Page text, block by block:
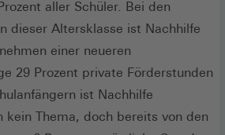
aller Schüler. Bei den
dieser Altersklasse ist Nachhilfe
einer neueren
29 Prozent private Förderstunden
ist Nachhilfe
kein Thema, doch bereits von den